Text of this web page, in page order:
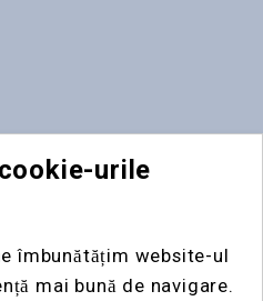
urile
îmbunătățim website-ul
mai bună de navigare.